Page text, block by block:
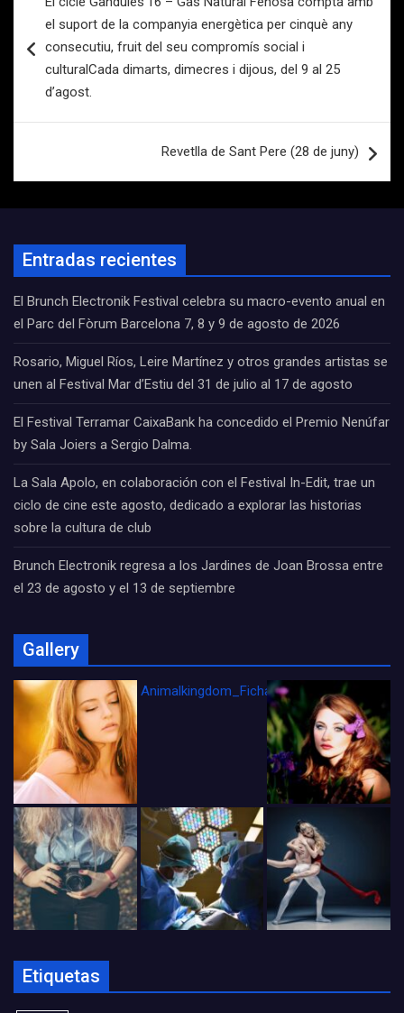
entradas
el suport de la companyia energètica per cinquè any
consecutiu, fruit del seu compromís social i
culturalCada dimarts, dimecres i dijous, del 9 al 25
d’agost.
Revetlla de Sant Pere (28 de juny)
Entradas recientes
El Brunch Electronik Festival celebra su macro-evento anual en
el Parc del Fòrum Barcelona 7, 8 y 9 de agosto de 2026
Rosario, Miguel Ríos, Leire Martínez y otros grandes artistas se
unen al Festival Mar d’Estiu del 31 de julio al 17 de agosto
El Festival Terramar CaixaBank ha concedido el Premio Nenúfar
by Sala Joiers a Sergio Dalma.
La Sala Apolo, en colaboración con el Festival In-Edit, trae un
ciclo de cine este agosto, dedicado a explorar las historias
sobre la cultura de club
Brunch Electronik regresa a los Jardines de Joan Brossa entre
el 23 de agosto y el 13 de septiembre
Gallery
Animalkingdom_FichaCine
Etiquetas